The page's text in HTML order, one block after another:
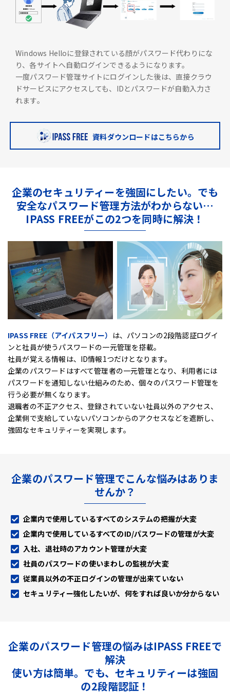
Windows Helloに登録されている顔がパスワード代わりにな
り、各サイトへ自動ログインできるようになります。
一度パスワード管理サイトにログインした後は、直接クラウ
ドサービスにアクセスしても、IDとパスワードが自動入力さ
れます。
資料ダウンロードはこちらから
企業のセキュリティーを強固にしたい。 でも
安全なパスワード管理方法がわからない…
IPASS FREEがこの2つを同時に解決！
IPASS FREE（アイパスフリー） は、 パソコンの2段階認証ログイ
ンと社員が使うパスワードの一元管理を搭載。
社員が覚える情報は、ID情報1つだけとなります。
企業のパスワードはすべて管理者の一元管理となり、利用者には
パスワードを通知しない仕組みのため、個々のパスワード管理を
行う必要が無くなります。
退職者の不正アクセス、登録されていない社員以外のアクセス、
企業側で支給していないパソコンからのアクセスなどを遮断し、
強固なセキュリティーを実現します。
企業のパスワード管理でこんな悩みはありま
せんか？
企業内で使用しているすべてのシステムの把握が大変
企業内で使用しているすべてのID/パスワードの管理が大変
入社、退社時のアカウント管理が大変
社員のパスワードの使いまわしの監視が大変
従業員以外の不正ログインの管理が出来ていない
セキュリティー強化したいが、何をすれば良いか分からない
企業のパスワード管理の悩みはIPASS FREEで
解決
使い方は簡単。でも、セキュリティーは強固
の2段階認証！